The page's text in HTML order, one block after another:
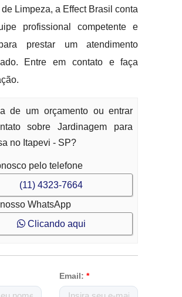
Limpeza, a Effect Brasil conta
profissional competente e
prestar um atendimento
Entre em contato e faça
de um orçamento ou entrar
sobre Jardinagem para
no Itapevi - SP?
pelo telefone
(11) 4323-7664
WhatsApp
Clicando aqui
Email: *